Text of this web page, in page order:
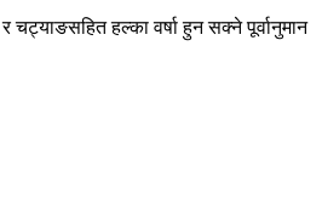
हल्का वर्षा हुन सक्ने पूर्वानुमान